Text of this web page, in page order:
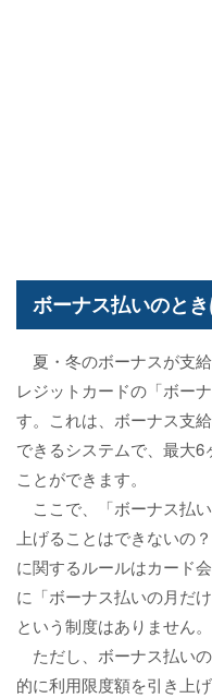
ボーナス払いのと
夏・冬のボーナスが支
レジットカードの「ボー
す。これは、ボーナス支
できるシステムで、最大
ことができます。
ここで、「ボーナス払
上げることはできないの
に関するルールはカード
に「ボーナス払いの月だ
という制度はありません。
ただし、ボーナス払い
的に利用限度額を引き上